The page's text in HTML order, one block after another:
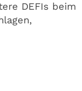
DEFIs beim